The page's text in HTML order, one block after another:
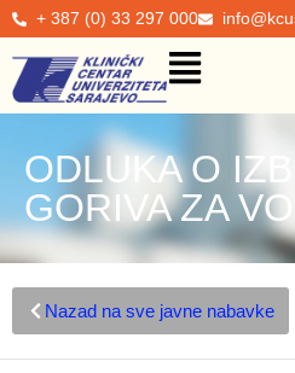
+ 387 (0) 33 297 000
ODLUKA O
GORIVA ZA
Nazad na sve javne nabavke